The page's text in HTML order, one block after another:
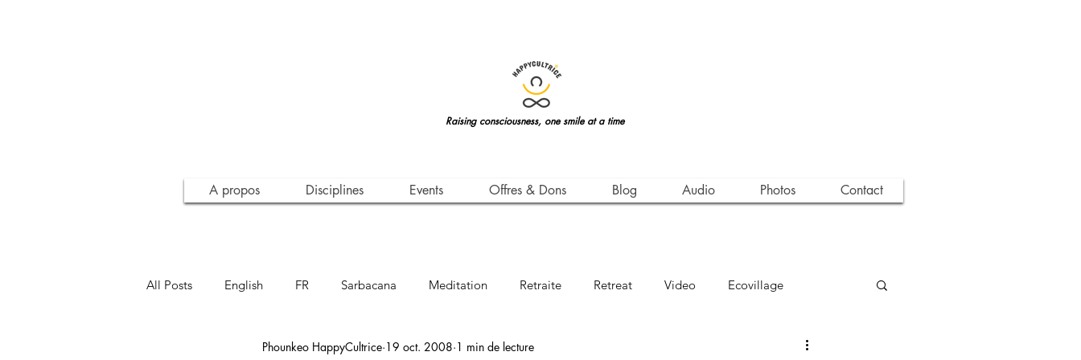
Raising consciousness, one smile at a time
All Posts English FR Sarbacana Meditation Retraite Retreat Video Ecovillage
Conscience Awareness Leçon de Vie
Phounkeo HappyCultrice 19 oct. 2008 1 min de lecture
A propos Disciplines Events Offres & Dons Blog Audio Photos Contact